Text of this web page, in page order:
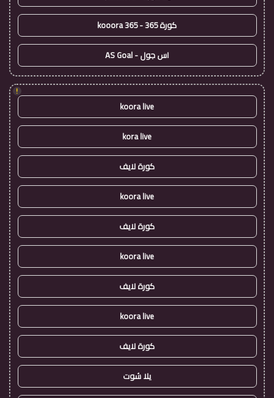
كورة 365 - kooora 365
اس جول - AS Goal
!
koora live
kora live
كورة لايف
koora live
كورة لايف
koora live
كورة لايف
koora live
كورة لايف
يلا شوت